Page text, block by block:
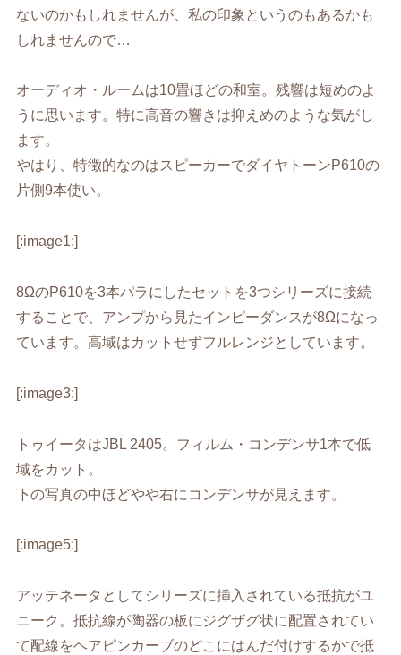
ないのかもしれませんが、私の印象というのもあるかも
しれませんので…
オーディオ・ルームは10畳ほどの和室。残響は短めのよ
うに思います。特に高音の響きは抑えめのような気がし
ます。
やはり、特徴的なのはスピーカーでダイヤトーンP610の
片側9本使い。
[:image1:]
8ΩのP610を3本パラにしたセットを3つシリーズに接続
することで、アンプから見たインピーダンスが8Ωになっ
ています。高域はカットせずフルレンジとしています。
[:image3:]
トゥイータはJBL 2405。フィルム・コンデンサ1本で低
域をカット。
下の写真の中ほどやや右にコンデンサが見えます。
[:image5:]
アッテネータとしてシリーズに挿入されている抵抗がユ
ニーク。抵抗線が陶器の板にジグザグ状に配置されてい
て配線をヘアピンカーブのどこにはんだ付けするかで抵